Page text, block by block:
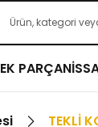
PARÇA
TEKLİ